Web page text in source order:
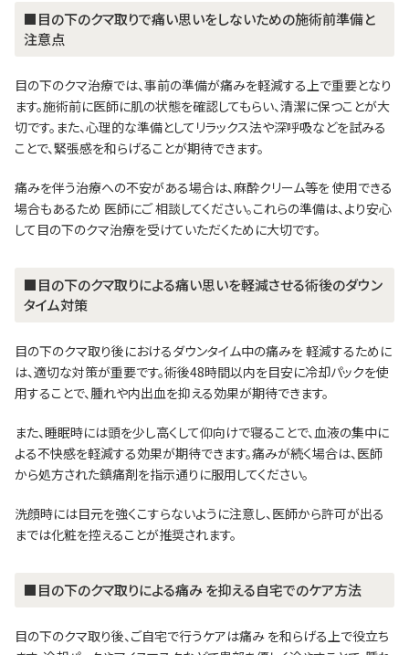
■目の下のクマ取りで痛い思いをしないための施術前準備と
注意点
目の下のクマ治療では、事前の準備が痛みを軽減する上で重要となり
ます。施術前に医師に肌の状態を確認してもらい、清潔に保つことが大
切です。また、心理的な準備としてリラックス法や深呼吸などを試みる
ことで、緊張感を和らげることが期待できます。
痛みを伴う治療への不安がある場合は、麻酔クリーム等を 使用できる
場合もあるため 医師にご 相談してください。これらの準備は、より安心
して目の下のクマ治療を受けていただくために大切です。
■目の下のクマ取りによる痛い思いを軽減させる術後のダウン
タイム対策
目の下のクマ取り後におけるダウンタイム中の痛みを 軽減するために
は、適切な対策が重要です。術後48時間以内を目安に冷却パックを使
用することで、腫れや内出血を抑える効果が期待できます。
また、睡眠時には頭を少し高くして仰向けで寝ることで、血液の集中に
よる不快感を軽減する効果が期待できます。痛みが続く場合は、医師
から処方された鎮痛剤を指示通りに服用してください。
洗顔時には目元を強くこすらないように注意し、医師から許可が出る
までは化粧を控えることが推奨されます。
■目の下のクマ取りによる痛み を抑える自宅でのケア方法
目の下のクマ取り後、ご自宅で行うケアは痛み を和らげる上で役立ち